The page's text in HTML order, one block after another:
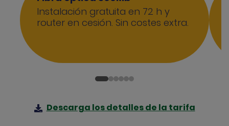
Instalación gratuita en 72 h y
router en cesión. Sin costes extra.
Descarga los detalles de la tarifa